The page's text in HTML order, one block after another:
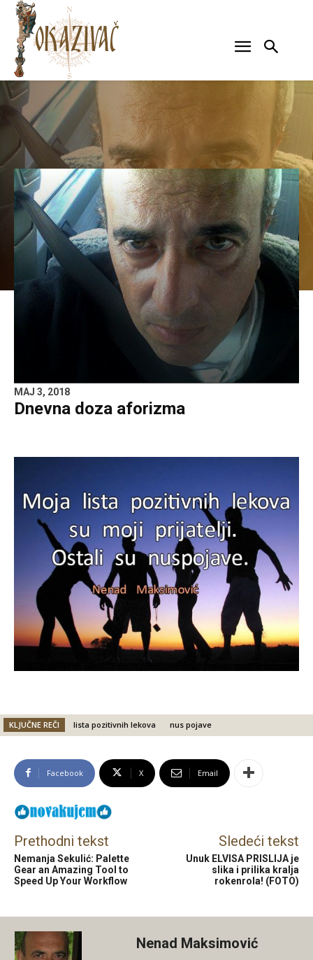
MAJ 3, 2018
Dnevna doza aforizma
KLJUČNE REČI lista pozitivnih lekova nus pojave
Facebook X Email
Prethodni tekst
Nemanja Sekulić: Palette
Gear an Amazing Tool to
Speed Up Your Workflow
Sledeći tekst
Unuk ELVISA PRISLIJA je
slika i prilika kralja
rokenrola! (FOTO)
Nenad Maksimović